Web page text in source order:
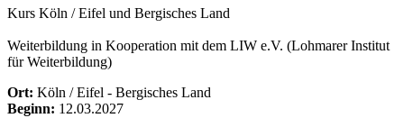
Kurs Köln / Eifel und Bergisches Land
Weiterbildung in Kooperation mit dem LIW e.V. (Lohmarer Institut
für Weiterbildung)
Ort: Köln / Eifel - Bergisches Land
Beginn: 12.03.2027